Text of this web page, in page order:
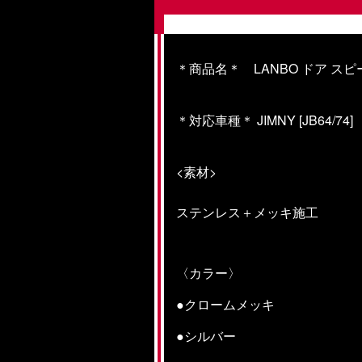
＊商品名＊ LANBO ドア スピ
＊対応車種＊ JIMNY [JB64/74]
<素材>
ステンレス＋メッキ施工
〈カラー〉
●クロームメッキ
●シルバー